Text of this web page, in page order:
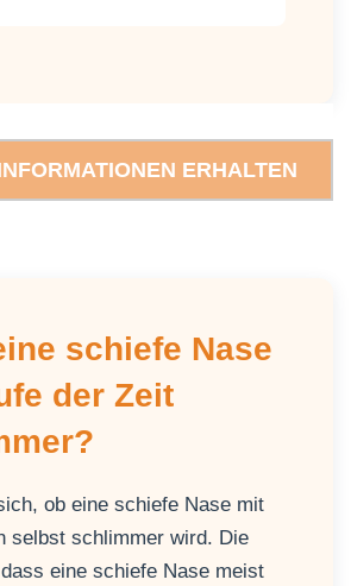
ERHALTEN
schiefe Nase
der Zeit
ob eine schiefe Nase mit
selbst schlimmer wird. Die
eine schiefe Nase meist